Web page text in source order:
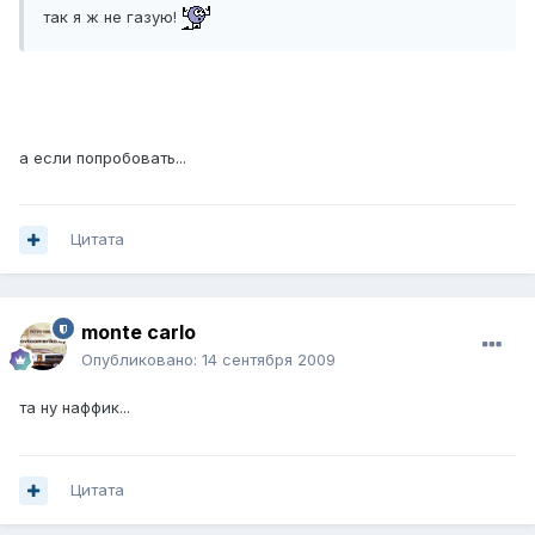
так я ж не газую!
а если попробовать...
Цитата
monte carlo
Опубликовано: 14 сентября 2009
та ну наффик...
Цитата